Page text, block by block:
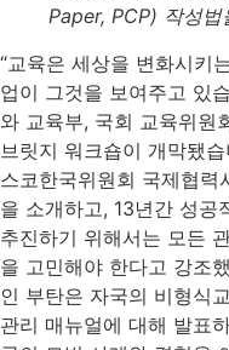
Paper, PCP) 작성
“교육은 세상을 변화시키
업이 그것을 보여주고 있
와 교육부, 국회 교육위원
브릿지 워크숍이 개막됐
스코한국위원회 국제협
을 소개하고, 13년간 성
추진하기 위해서는 모든
을 고민해야 한다고 강조
인 부탄은 자국의 비형식
관리 매뉴얼에 대해 발표